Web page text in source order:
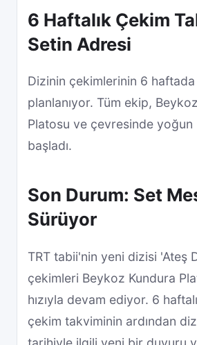
6 Haftalık Çekim
Setin Adresi
Dizinin çekimlerinin 6 haftada
planlanıyor. Tüm ekip,
Platosu ve çevresinde yoğun
başladı.
Son Durum: Set
Sürüyor
TRT tabii'nin yeni dizisi 'Ateş
çekimleri Beykoz Kundura
hızıyla devam ediyor. 6
çekim takviminin ardından